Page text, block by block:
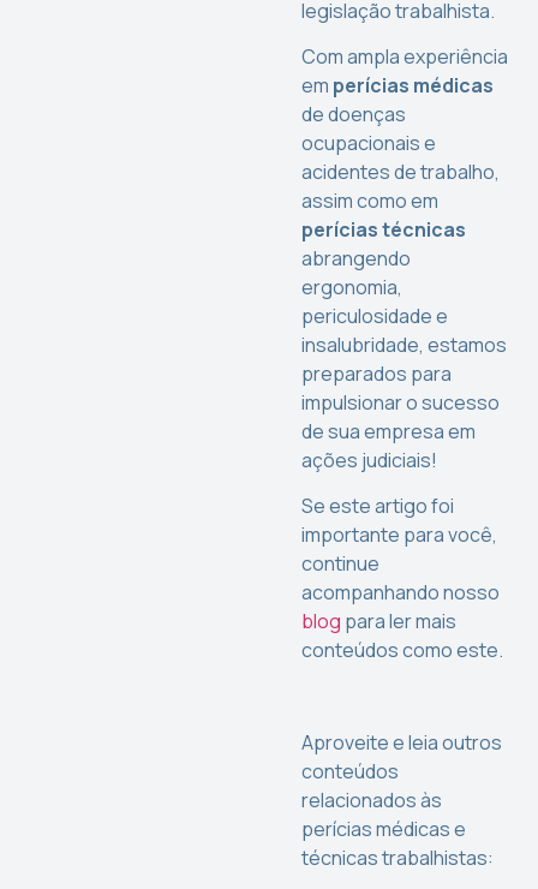
legislação trabalhista.
Com ampla experiência
em perícias médicas
de doenças
ocupacionais e
acidentes de trabalho,
assim como em
perícias técnicas
abrangendo
ergonomia,
periculosidade e
insalubridade, estamos
preparados para
impulsionar o sucesso
de sua empresa em
ações judiciais!
Se este artigo foi
importante para você,
continue
acompanhando nosso
blog para ler mais
conteúdos como este.
Aproveite e leia outros
conteúdos
relacionados às
perícias médicas e
técnicas trabalhistas: